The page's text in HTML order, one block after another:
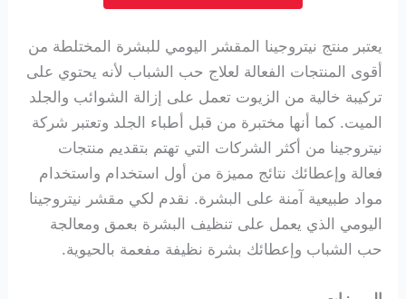
يعتبر منتج نيتروجينا المقشر اليومي للبشرة المختلطة من
أقوى المنتجات الفعالة لعلاج حب الشباب لأنه يحتوي على
تركيبة خالية من الزيوت تعمل على إزالة الشوائب والجلد
الميت. كما أنها مختبرة من قبل أطباء الجلد وتعتبر شركة
نيتروجينا من أكثر الشركات التي تهتم بتقديم منتجات
فعالة وإعطائك نتائج مميزة من أول استخدام واستخدام
مواد طبيعية آمنة على البشرة. نقدم لكي مقشر نيتروجينا
اليومي الذي يعمل على تنظيف البشرة بعمق ومعالجة
حب الشباب وإعطائك بشرة نظيفة مفعمة بالحيوية.